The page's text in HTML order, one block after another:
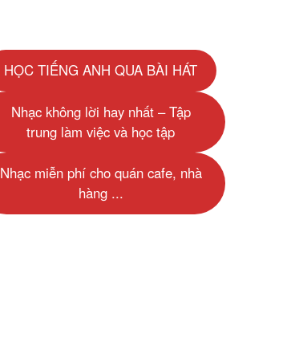
HỌC TIẾNG ANH QUA BÀI HÁT
Nhạc không lời hay nhất – Tập
trung làm việc và học tập
Nhạc miễn phí cho quán cafe, nhà
hàng ...